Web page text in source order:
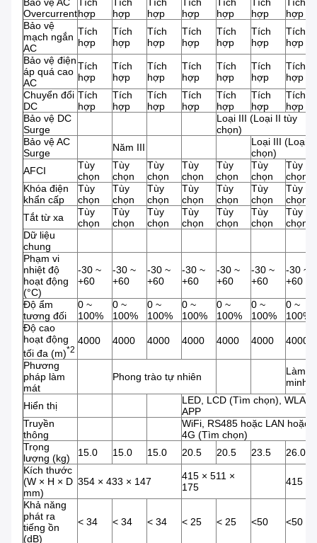
Bảo vệ AC
Overcurrent
Tích
hợp
Tích
hợp
Tích
hợp
Tích
hợp
Tích
hợp
Tích
hợp
Tích
hợp
Bảo vệ
mạch ngắn
AC
Tích
hợp
Tích
hợp
Tích
hợp
Tích
hợp
Tích
hợp
Tích
hợp
Tích
hợp
Bảo vệ điện
áp quá cao
AC
Tích
hợp
Tích
hợp
Tích
hợp
Tích
hợp
Tích
hợp
Tích
hợp
Tích
hợp
Chuyển đổi
DC
Tích
hợp
Tích
hợp
Tích
hợp
Tích
hợp
Tích
hợp
Tích
hợp
Tích
hợp
Bảo vệ DC
Surge
Loại III (Loại II tùy
chọn)
Bảo vệ AC
Surge
Năm III
Loại III (Loại
chọn)
AFCI
Tùy
chọn
Tùy
chọn
Tùy
chọn
Tùy
chọn
Tùy
chọn
Tùy
chọn
Tùy
chọn
Khóa điện
khẩn cấp
Tùy
chọn
Tùy
chọn
Tùy
chọn
Tùy
chọn
Tùy
chọn
Tùy
chọn
Tùy
chọn
Tắt từ xa
Tùy
chọn
Tùy
chọn
Tùy
chọn
Tùy
chọn
Tùy
chọn
Tùy
chọn
Tùy
chọn
Dữ liệu
chung
Phạm vi
nhiệt độ
hoạt động
(°C)
-30 ~
+60
-30 ~
+60
-30 ~
+60
-30 ~
+60
-30 ~
+60
-30 ~
+60
-30 ~
+60
Độ ẩm
tương đối
0 ~
100%
0 ~
100%
0 ~
100%
0 ~
100%
0 ~
100%
0 ~
100%
0 ~
100%
Độ cao
hoạt động
tối đa (m)*2
4000 4000 4000 4000 4000 4000 4000
Phương
pháp làm
mát
Phong trào tự nhiên
Làm
minh
Hiển thị
LED, LCD (Tìm chọn), WLAN
APP
Truyền
thông
WiFi, RS485 hoặc LAN hoặc
4G (Tìm chọn)
Trọng
lượng (kg)
15.0 15.0 15.0 20.5 20.5 23.5
26.0
Kích thước
(W × H × D
mm)
354 × 433 × 147
415 × 511 ×
175
415 ×
Khả năng
phát ra
tiếng ồn
(dB)
< 34 < 34 < 34 < 25 < 25 <50 <50